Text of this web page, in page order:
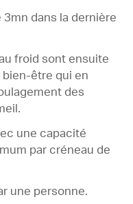
dans la dernière
froid sont ensuite
bien-être qui en
des
une capacité
par créneau de
une personne.